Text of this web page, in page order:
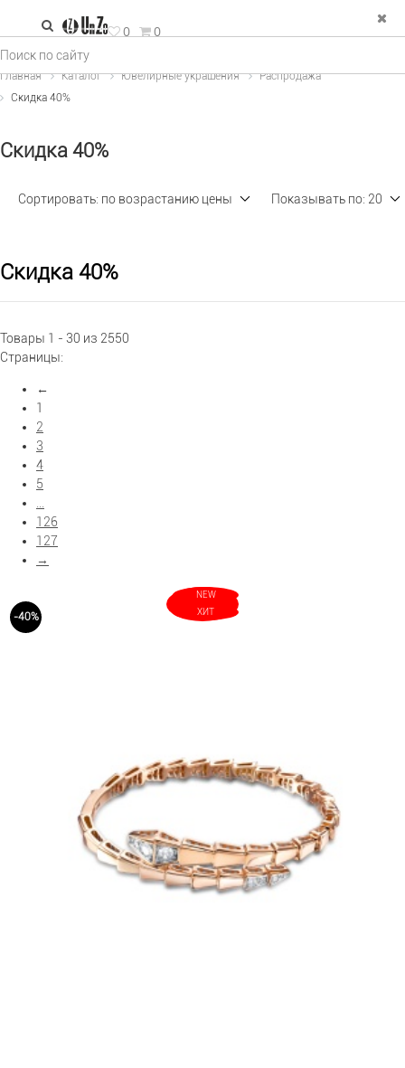
Украшения
0 0
Главная Каталог Ювелирные украшения
Распродажа
Скидка 40%
Скидка 40%
Сортировать: по возрастанию цены Показывать по: 20
Скидка 40%
Товары 1 - 30 из 2550
Страницы:
←
1
2
3
4
5
...
126
127
→
-40%
NEW
ХИТ